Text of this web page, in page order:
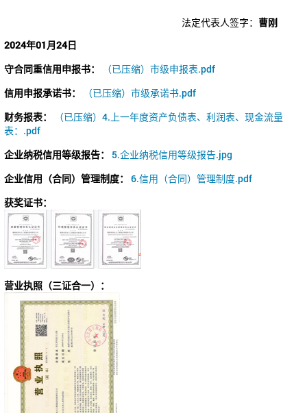
法定代表人签字： 曹刚
2024年01月24日
守合同重信用申报书：
（已压缩）市级申报表.pdf
信用申报承诺书：
（已压缩）市级承诺书.pdf
财务报表：
（已压缩）4.上一年度资产负债表、利润表、现金流量
表：.pdf
企业纳税信用等级报告：
5.企业纳税信用等级报告.jpg
企业信用（合同）管理制度：
6.信用（合同）管理制度.pdf
获奖证书：
营业执照（三证合一）：